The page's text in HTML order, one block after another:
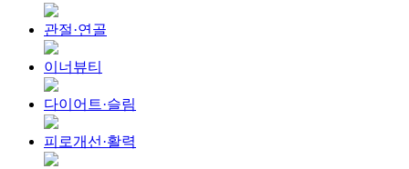
관절·연골
이너뷰티
다이어트·슬림
피로개선·활력